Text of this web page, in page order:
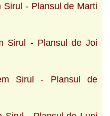
Sirul - Plansul de Marti
Sirul - Plansul de Joi
Sirul - Plansul de